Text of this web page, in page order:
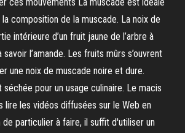
composition de la muscade. La noix de
intérieure d’un fruit jaune de l’arbre à
l’amande. Les fruits mûrs s’ouvrent
une noix de muscade noire et dure.
pour un usage culinaire. Le macis
lire les vidéos diffusées sur le Web en
de particulier à faire, il suffit d'utiliser un